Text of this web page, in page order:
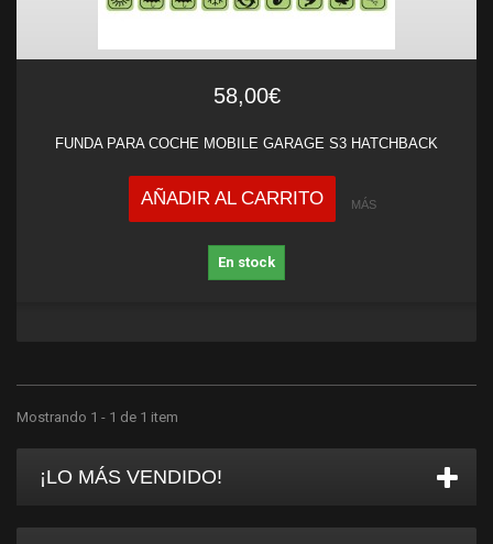
58,00€
FUNDA PARA COCHE MOBILE GARAGE S3 HATCHBACK
AÑADIR AL CARRITO MÁS
En stock
Mostrando 1 - 1 de 1 item
¡LO MÁS VENDIDO!